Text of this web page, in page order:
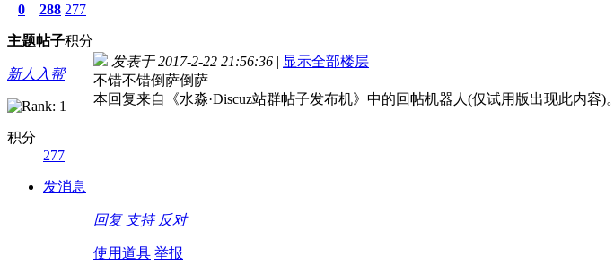
0
主题
288
帖子
277
积分
新人入帮
积分
277
发消息
发表于 2017-2-22 21:56:36 | 显示全部楼层
不错不错倒萨倒萨
本回复来自《水淼·Discuz站群帖子发布机》中的回帖机器人(仅试用版出现此内容)。
回复 支持 反对
使用道具 举报